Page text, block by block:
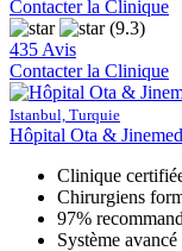
Contacter la Clinique
(9.3)
435 Avis
Contacter la Clinique
Istanbul, Turquie
Hôpital Ota & Jinemed
Clinique
Chirurgiens
97%
Système